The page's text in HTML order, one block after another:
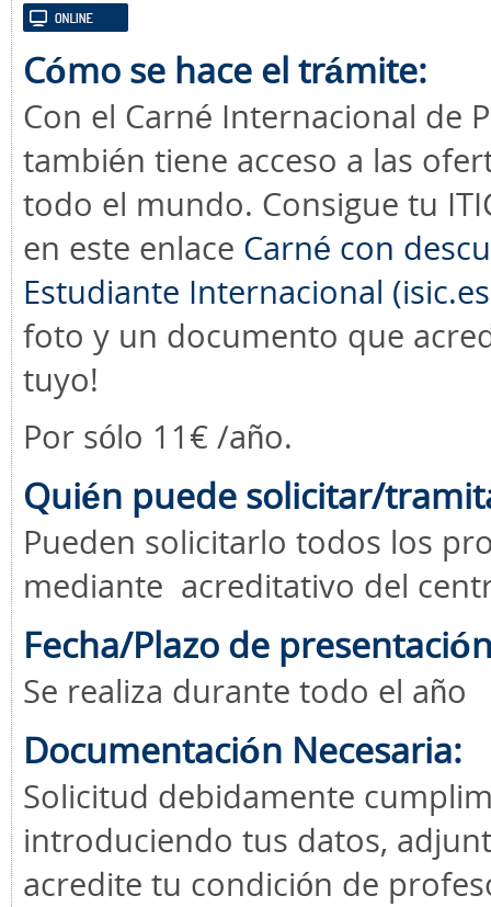
Cómo se hace el trámite:
Con el Carné Internacional de
también tiene acceso a las
todo el mundo. Consigue tu
en este enlace Carné con
Estudiante Internacional
foto y un documento que
tuyo!
Por sólo 11€ /año.
Quién puede solicitar/
Pueden solicitarlo todos los
mediante acreditativo del
Fecha/Plazo de
Se realiza durante todo el año
Documentación Necesaria:
Solicitud debidamente
introduciendo tus datos,
acredite tu condición de